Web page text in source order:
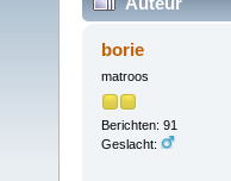
borie
matroos
Berichten: 91
Geslacht: